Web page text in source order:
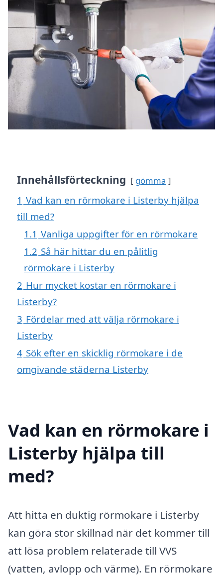
Innehållsförteckning gömma
1 Vad kan en rörmokare i Listerby hjälpa
till med?
1.1 Vanliga uppgifter för en rörmokare
1.2 Så här hittar du en pålitlig
rörmokare i Listerby
2 Hur mycket kostar en rörmokare i
Listerby?
3 Fördelar med att välja rörmokare i
Listerby
4 Sök efter en skicklig rörmokare i de
omgivande städerna Listerby
Vad kan en rörmokare i
Listerby hjälpa till
med?
Att hitta en duktig rörmokare i Listerby
kan göra stor skillnad när det kommer till
att lösa problem relaterade till VVS
(vatten, avlopp och värme). En rörmokare